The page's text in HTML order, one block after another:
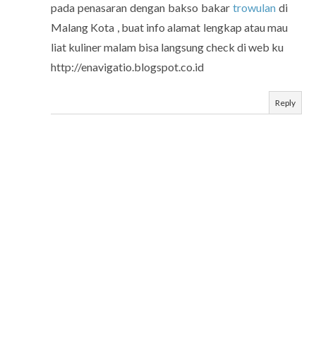
pada penasaran dengan bakso bakar trowulan di
Malang Kota , buat info alamat lengkap atau mau
liat kuliner malam bisa langsung check di web ku
http://enavigatio.blogspot.co.id
Reply